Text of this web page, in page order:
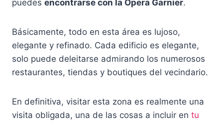
puedes encontrarse con la Ópera Garnier.
Básicamente, todo en esta área es lujoso,
elegante y refinado. Cada edificio es elegante,
solo puede deleitarse admirando los numerosos
restaurantes, tiendas y boutiques del vecindario.
En definitiva, visitar esta zona es realmente una
visita obligada, una de las cosas a incluir en tu